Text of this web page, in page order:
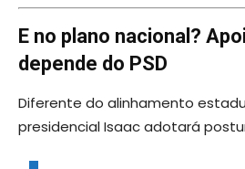
E no plano nacional?
depende do PSD
Diferente do alinhamento
presidencial Isaac adotará